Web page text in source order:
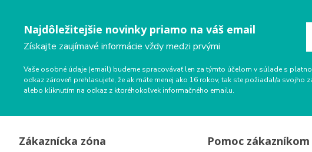
Najdôležitejšie novinky priamo na váš email
Získajte zaujímavé informácie vždy medzi prvými
Vaše osobné údaje (email) budeme spracovávať len za týmto účelom v súlade s
odkaz zároveň prehlasujete, že ak máte menej ako 16 rokov, tak ste požiadal/a
alebo kliknutím na odkaz z ktoréhokoľvek informačného emailu.
Zákaznícka zóna Pomoc zákazníkom